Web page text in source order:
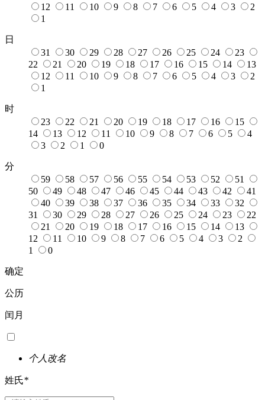
12
11 10 9 8 7 6 5 4 3
2
1
日
31
30 29 28 27 26 25 24
23
22
21 20 19 18 17 16 15 14
13
12
11 10 9 8 7 6 5 4 3
2
1
时
23
22 21 20 19 18 17 16
15
14
13 12 11 10 9 8 7 6 5
4
3
2 1 0
分
59
58 57 56 55 54 53 52
51
50
49 48 47 46 45 44 43 42
41
40
39 38 37 36 35 34 33
32
31
30 29 28 27 26 25 24 23
22
21
20 19 18 17 16 15 14
13
12
11 10 9 8 7 6 5 4 3
2
1
0
确定
公历
闰月
个人改名
姓氏*